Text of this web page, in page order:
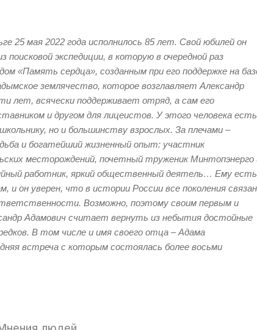
25 мая 2022 года исполнилось 85 лет. Свой юбилей он
поисковой экспедиции, в которую в очередной раз
«Память сердца», созданным при его поддержке на
землячество, которое возглавляет Александр
лет, всячески поддерживает отряд, а сам его
и другом для лицеистов. У этого человека есть
но и большинству взрослых. За плечами –
и богатейший жизненный опыт: участник
месторождений, почетный труженик Минтопэнерго
работник, яркий общественный деятель… Ему есть
и он уверен, что в истории России все поколения
Возможно, поэтому своим первым и
Адамович считает вернуть из небытия достойные
В том числе и имя своего отца – Адама
встреча с которым состоялась более восьми